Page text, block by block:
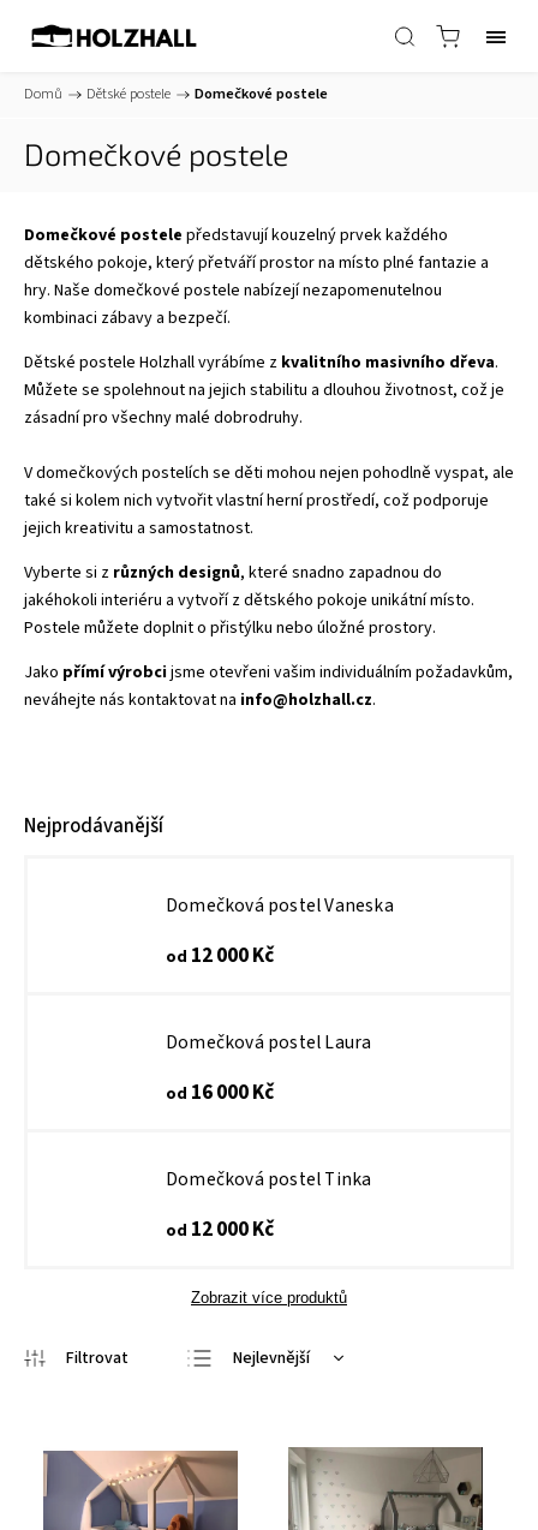
Domů / Dětské postele / Domečkové postele
Domečkové postele
Domečkové postele představují kouzelný prvek každého
dětského pokoje, který přetváří prostor na místo plné fantazie a
hry. Naše domečkové postele nabízejí nezapomenutelnou
kombinaci zábavy a bezpečí.
Dětské postele Holzhall vyrábíme z kvalitního masivního dřeva.
Můžete se spolehnout na jejich stabilitu a dlouhou životnost, což je
zásadní pro všechny malé dobrodruhy.
V domečkových postelích se děti mohou nejen pohodlně vyspat, ale
také si kolem nich vytvořit vlastní herní prostředí, což podporuje
jejich kreativitu a samostatnost.
Vyberte si z různých designů, které snadno zapadnou do
jakéhokoli interiéru a vytvoří z dětského pokoje unikátní místo.
Postele můžete doplnit o přistýlku nebo úložné prostory.
Jako přímí výrobcijsme otevřeni vašim individuálním požadavkům,
neváhejte nás kontaktovat na info@holzhall.cz.
Nejprodávanější
Domečková postel Vaneska
od 12 000 Kč
Domečková postel Laura
od 16 000 Kč
Domečková postel Tinka
od 12 000 Kč
Zobrazit více produktů
Nejlevnější
Abecedně